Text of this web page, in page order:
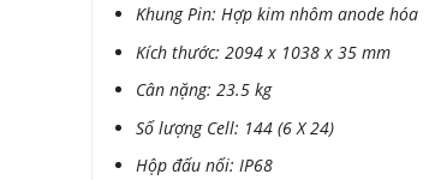
Khung Pin: Hợp kim nhôm anode hóa
Kích thước: 2094 x 1038 x 35 mm
Cân nặng: 23.5 kg
Số lượng Cell: 144 (6 X 24)
Hộp đấu nối: IP68